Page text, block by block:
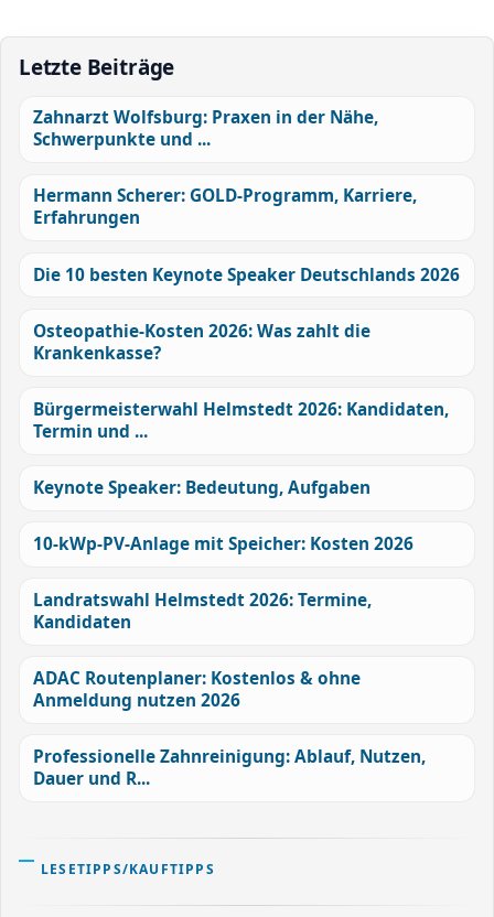
Letzte Beiträge
Zahnarzt Wolfsburg: Praxen in der Nähe,
Schwerpunkte und ...
Hermann Scherer: GOLD-Programm, Karriere,
Erfahrungen
Die 10 besten Keynote Speaker Deutschlands 2026
Osteopathie-Kosten 2026: Was zahlt die
Krankenkasse?
Bürgermeisterwahl Helmstedt 2026: Kandidaten,
Termin und ...
Keynote Speaker: Bedeutung, Aufgaben
10-kWp-PV-Anlage mit Speicher: Kosten 2026
Landratswahl Helmstedt 2026: Termine,
Kandidaten
ADAC Routenplaner: Kostenlos & ohne
Anmeldung nutzen 2026
Professionelle Zahnreinigung: Ablauf, Nutzen,
Dauer und R...
LESETIPPS/KAUFTIPPS